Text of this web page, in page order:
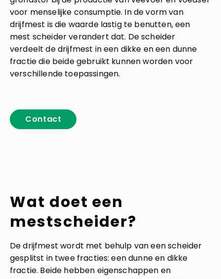
Contact
voor menselijke consumptie. In de vorm van
drijfmest is die waarde lastig te benutten, een
mest scheider verandert dat. De scheider
verdeelt de drijfmest in een dikke en een dunne
fractie die beide gebruikt kunnen worden voor
verschillende toepassingen.
Contact
Wat doet een
mestscheider?
De drijfmest wordt met behulp van een scheider
gesplitst in twee fracties: een dunne en dikke
fractie. Beide hebben eigenschappen en